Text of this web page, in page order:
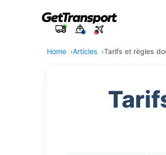
Home Articles Tarifs et règles